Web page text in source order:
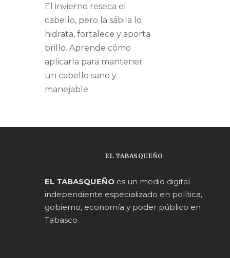
El invierno reseca el
cabello, pero la sábila lo
hidrata, fortalece y aporta
brillo. Aprende cómo
aplicarla para mantener
un cabello sano y
manejable.
EL TABASQUEÑO
EL TABASQUEÑO es un medio digital
independiente especializado en política,
gobierno, economía y poder público en
Tabasco.